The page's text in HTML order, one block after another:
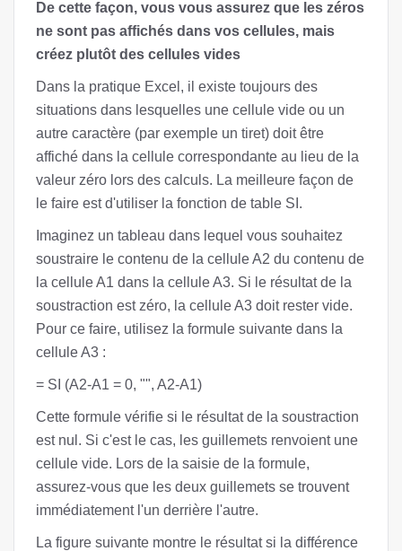
De cette façon, vous vous assurez que les zéros
ne sont pas affichés dans vos cellules, mais
créez plutôt des cellules vides
Dans la pratique Excel, il existe toujours des
situations dans lesquelles une cellule vide ou un
autre caractère (par exemple un tiret) doit être
affiché dans la cellule correspondante au lieu de la
valeur zéro lors des calculs. La meilleure façon de
le faire est d'utiliser la fonction de table SI.
Imaginez un tableau dans lequel vous souhaitez
soustraire le contenu de la cellule A2 du contenu de
la cellule A1 dans la cellule A3. Si le résultat de la
soustraction est zéro, la cellule A3 doit rester vide.
Pour ce faire, utilisez la formule suivante dans la
cellule A3 :
= SI (A2-A1 = 0, "", A2-A1)
Cette formule vérifie si le résultat de la soustraction
est nul. Si c'est le cas, les guillemets renvoient une
cellule vide. Lors de la saisie de la formule,
assurez-vous que les deux guillemets se trouvent
immédiatement l'un derrière l'autre.
La figure suivante montre le résultat si la différence